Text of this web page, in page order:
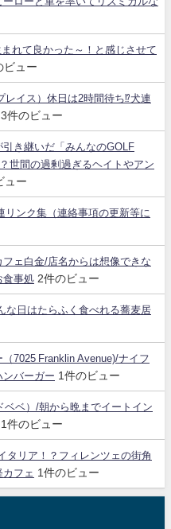
れて良かった～！と感じさせて
ビュー
レイス）休日は2時間待ち⁉犬連
3件のビュー
き継いだ「みんなのGOLF
世間の過剰過ぎるヘイトやアン
ュー
リンク集（連絡事項の更新等に
ェ白金/店名からは想像できな
食事処 2件のビュー
な日はたらふく食べれる蕎麦居
7025 Franklin Avenue)/ナイフ
ンバーガー 1件のビュー
ベベ）/朝から晩までイートイン
1件のビュー
タリア！？フィレンツェの街角
フェ 1件のビュー